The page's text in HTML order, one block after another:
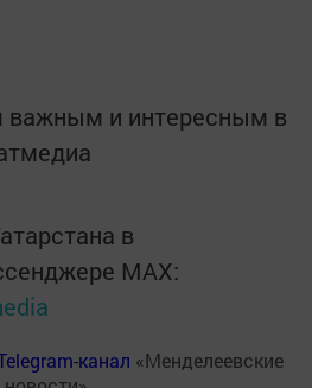
важным и интересным в
в
MАХ:
канал «Менделеевские